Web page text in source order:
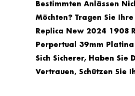
Bestimmten Anlässen
Möchten? Tragen Sie
Replica New 2024 1908
Perpertual 39mm Platina
Sich Sicherer, Haben Sie
Vertrauen, Schützen Sie